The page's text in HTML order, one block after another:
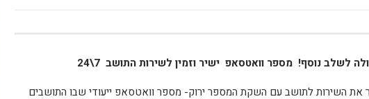
לשלב נוסף! מספר וואטסאפ ישיר וזמין לשירות התושב 7\24
את השירות לתושב עם השקת המספר ירוק- מספר וואטסאפ ייעודי שבו התושבים